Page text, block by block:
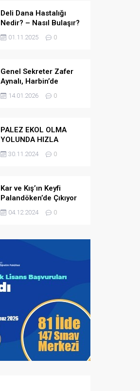
Deli Dana Hastalığı
Nedir? – Nasıl Bulaşır?
– Belirtileri Nelerdir? –
Tedavi Yöntemleri
01.11.2025 0
Genel Sekreter Zafer
Aynalı, Harbin’de
Küresel Belediye
Başkanları Diyaloğu’na
14.01.2026 0
PALEZ EKOL OLMA
YOLUNDA HIZLA
İLERLİYOR
30.11.2024 0
Kar ve Kış’ın Keyfi
Palandöken’de Çıkıyor
04.12.2024 0